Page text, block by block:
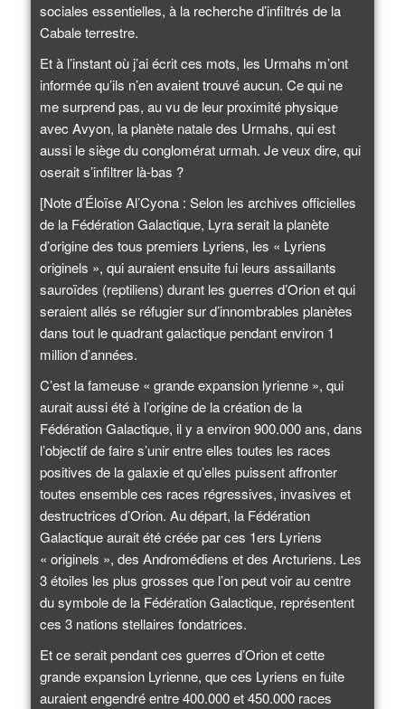
sociales essentielles, à la recherche d’infiltrés de la
Cabale terrestre.
Et à l’instant où j’ai écrit ces mots, les Urmahs m’ont
informée qu’ils n’en avaient trouvé aucun. Ce qui ne
me surprend pas, au vu de leur proximité physique
avec Avyon, la planète natale des Urmahs, qui est
aussi le siège du conglomérat urmah. Je veux dire, qui
oserait s’infiltrer là-bas ?
[Note d’Éloïse Al’Cyona : Selon les archives officielles
de la Fédération Galactique, Lyra serait la planète
d’origine des tous premiers Lyriens, les « Lyriens
originels », qui auraient ensuite fui leurs assaillants
sauroïdes (reptiliens) durant les guerres d’Orion et qui
seraient allés se réfugier sur d’innombrables planètes
dans tout le quadrant galactique pendant environ 1
million d’années.
C’est la fameuse « grande expansion lyrienne », qui
aurait aussi été à l’origine de la création de la
Fédération Galactique, il y a environ 900.000 ans, dans
l’objectif de faire s’unir entre elles toutes les races
positives de la galaxie et qu’elles puissent affronter
toutes ensemble ces races régressives, invasives et
destructrices d’Orion. Au départ, la Fédération
Galactique aurait été créée par ces 1ers Lyriens
« originels », des Andromédiens et des Arcturiens. Les
3 étoiles les plus grosses que l’on peut voir au centre
du symbole de la Fédération Galactique, représentent
ces 3 nations stellaires fondatrices.
Et ce serait pendant ces guerres d’Orion et cette
grande expansion Lyrienne, que ces Lyriens en fuite
auraient engendré entre 400.000 et 450.000 races